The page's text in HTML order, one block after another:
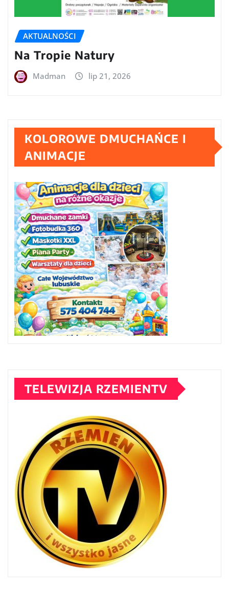
AKTUALNOŚCI
Na Tropie Natury
Madman lip 21, 2026
KOLOROWE DMUCHAŃCE I
ANIMACJE
TELEWIZJA RZEMIENTV